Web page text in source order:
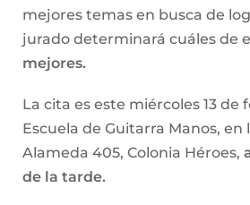
mejores temas en busca de
jurado determinará cuáles de
mejores.
La cita es este miércoles 13 de
Escuela de Guitarra Manos, en
Alameda 405, Colonia Héroes,
de la tarde.